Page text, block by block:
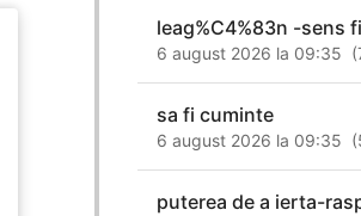
leag%C4%83n -sens
6 august 2026 la 09:35 (
sa fi cuminte
6 august 2026 la 09:35 (
puterea de a ierta-